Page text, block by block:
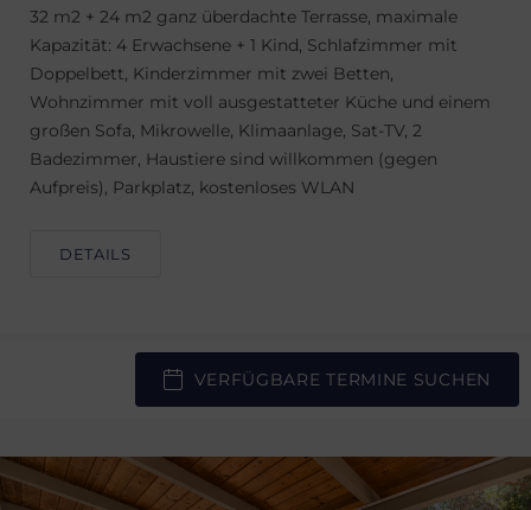
32 m2 + 24 m2 ganz überdachte Terrasse, maximale
Kapazität: 4 Erwachsene + 1 Kind, Schlafzimmer mit
Doppelbett, Kinderzimmer mit zwei Betten,
Wohnzimmer mit voll ausgestatteter Küche und einem
großen Sofa, Mikrowelle, Klimaanlage, Sat-TV, 2
Badezimmer, Haustiere sind willkommen (gegen
Aufpreis), Parkplatz, kostenloses WLAN
DETAILS
VERFÜGBARE TERMINE SUCHEN